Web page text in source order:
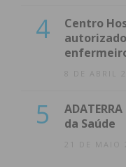
4
Centro
8 DE ABRIL
5
da Saúde
21 DE MAIO